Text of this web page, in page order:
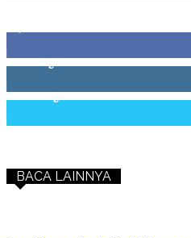
BACA LAINNYA